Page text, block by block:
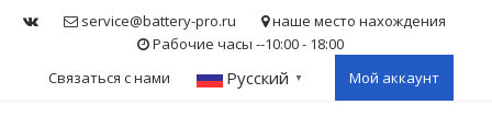
service@battery-pro.ru
наше место нахождения
Рабочие часы --10:00 - 18:00
Связаться с нами
Русский ▼ Мой аккаунт